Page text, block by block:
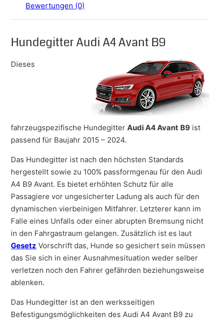
Bewertungen (0)
Hundegitter Audi A4 Avant B9
Dieses
fahrzeugspezifische HundegitterAudi A4 Avant B9 ist
passend für Baujahr 2015 – 2024.
Das Hundegitter ist nach den höchsten Standards
hergestellt sowie zu 100% passformgenau für den Audi
A4 B9 Avant. Es bietet erhöhten Schutz für alle
Passagiere vor ungesicherter Ladung als auch für den
dynamischen vierbeinigen Mitfahrer. Letzterer kann im
Falle eines Unfalls oder einer abrupten Bremsung nicht
in den Fahrgastraum gelangen. Zusätzlich ist es laut
Gesetz Vorschrift das, Hunde so gesichert sein müssen
das Sie sich in einer Ausnahmesituation weder selber
verletzen noch den Fahrer gefährden beziehungsweise
ablenken.
Das Hundegitter ist an den werksseitigen
Befestigungsmöglichkeiten des Audi A4 Avant B9 zu